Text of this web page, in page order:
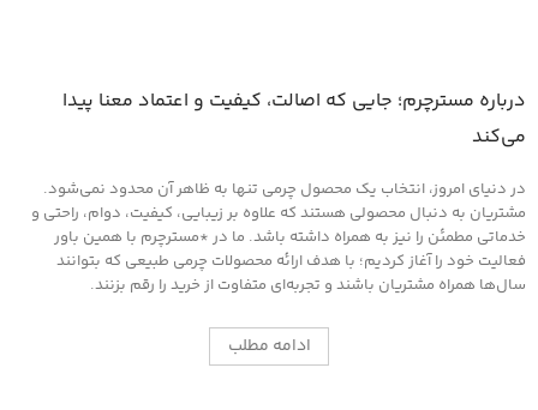
درباره مسترچرم؛ جایی که اصالت، کیفیت و اعتماد معنا پیدا
می‌کند
در دنیای امروز، انتخاب یک محصول چرمی تنها به ظاهر آن محدود نمی‌شود.
مشتریان به دنبال محصولی هستند که علاوه بر زیبایی، کیفیت، دوام، راحتی و
خدماتی مطمئن را نیز به همراه داشته باشد. ما در *مسترچرم با همین باور
فعالیت خود را آغاز کردیم؛ با هدف ارائه محصولات چرمی طبیعی که بتوانند
سال‌ها همراه مشتریان باشند و تجربه‌ای متفاوت از خرید را رقم بزنند.
ادامه مطلب